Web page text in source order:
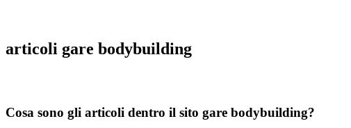
articoli gare bodybuilding
Cosa sono gli articoli dentro il sito gare bodybuilding?